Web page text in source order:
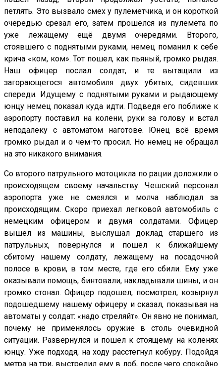
петлять. Это вызвало смех у пулеметчика, и он короткой
очередью срезал его, затем прошёлся из пулемета по
уже лежащему ещё двумя очередями. Второго,
стоявшего с поднятыми руками, немец поманил к себе
крича «ком, ком». Тот пошел, как пьяный, громко рыдая.
Наш офицер послал солдат, и те вытащили из
загорающегося автомобиля двух убитых, сидевших
спереди. Идущему с поднятыми руками и рыдающему
юнцу немец показал куда идти. Подведя его поближе к
аэропорту поставил на колени, руки за голову и встал
неподалеку с автоматом наготове. Юнец всё время
громко рыдал и о чём-то просил. Но немец не обращал
на это никакого внимания.
Со второго патрульного мотоцикла по рации доложили о
происходящем своему начальству. Чешский персонал
аэропорта уже не смеялся и молча наблюдал за
происходящим. Скоро приехал легковой автомобиль с
немецким офицером и двумя солдатами. Офицер
вышел из машины, выслушал доклад старшего из
патрульных, повернулся и пошел к ближайшему
сбитому нашему солдату, лежащему на посадочной
полосе в крови, в том месте, где его сбили. Ему уже
оказывали помощь, бинтовали, накладывали шины, и он
громко стонал. Офицер подошел, посмотрел, козырнул
подошедшему нашему офицеру и сказал, показывая на
автоматы у солдат: «надо стреляйт». Он явно не понимал,
почему не применялось оружие в столь очевидной
ситуации. Развернулся и пошел к стоящему на коленях
юнцу. Уже подходя, на ходу расстегнул кобуру. Подойдя
метра на три, выстрелил ему в лоб, после чего спокойно